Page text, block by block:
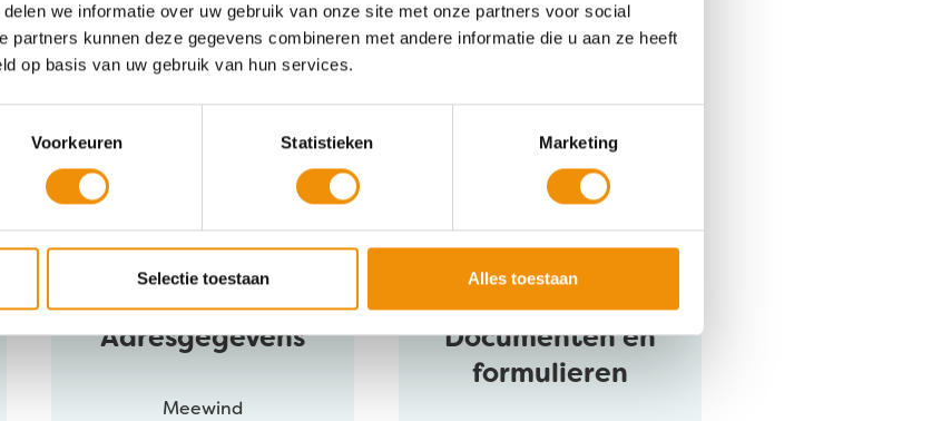
we informatie over uw gebruik van onze site met onze partners voor social
partners kunnen deze gegevens combineren met andere informatie die u aan ze heeft
op basis van uw gebruik van hun services.
Voorkeuren Statistieken Marketing
Selectie toestaan Alles toestaan
u helpen?
beschikbaar zijn, gebruik de pijlen om omhoog en omlaag te gaan naar de gewenste pagina.
Adresgegevens
Meewind
Documenten en
formulieren